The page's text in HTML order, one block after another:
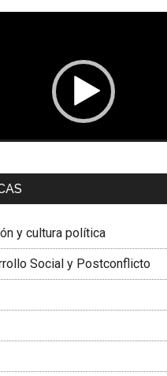
Corcho Mejía,
Sur, Vicepresidenta
y cultura política
Social y Postconflicto